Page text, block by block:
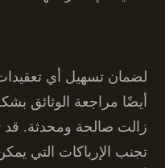
لضمان تسهيل أي
أيضًا مراجعة الوثائق
زالت صالحة ومحدثة.
تجنب الإرباكات التي